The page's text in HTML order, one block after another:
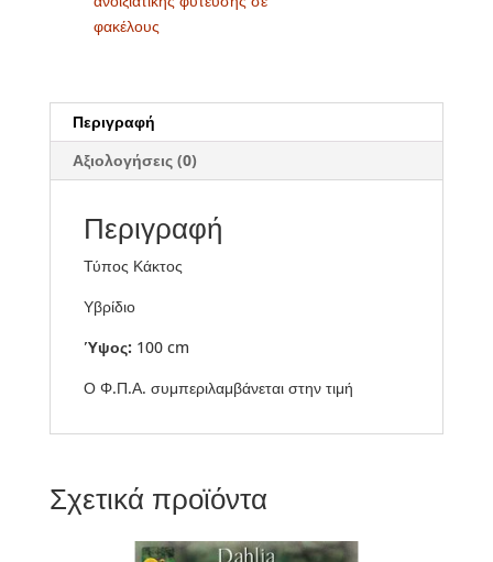
φακέλους
Περιγραφή
Αξιολογήσεις (0)
Περιγραφή
Τύπος Κάκτος
Υβρίδιο
Ύψος: 100 cm
Ο Φ.Π.Α. συμπεριλαμβάνεται στην τιμή
Σχετικά προϊόντα